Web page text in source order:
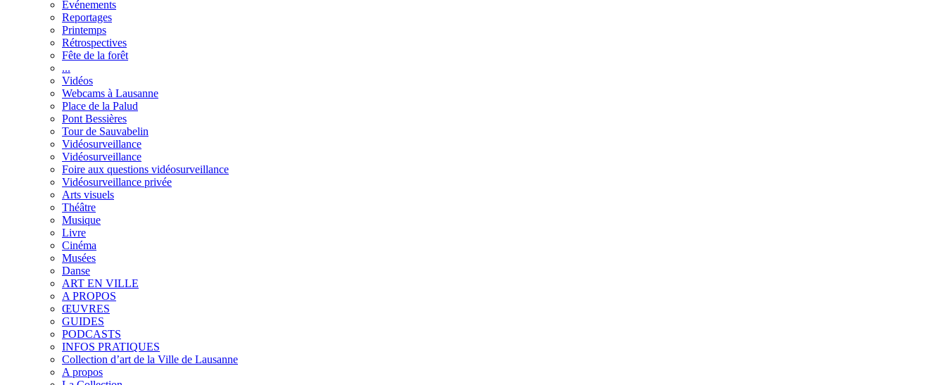
Evénements
Reportages
Printemps
Rétrospectives
Fête de la forêt
...
Vidéos
Webcams à Lausanne
Place de la Palud
Pont Bessières
Tour de Sauvabelin
Vidéosurveillance
Vidéosurveillance
Foire aux questions vidéosurveillance
Vidéosurveillance privée
Arts visuels
Théâtre
Musique
Livre
Cinéma
Musées
Danse
ART EN VILLE
A PROPOS
ŒUVRES
GUIDES
PODCASTS
INFOS PRATIQUES
Collection d’art de la Ville de Lausanne
A propos